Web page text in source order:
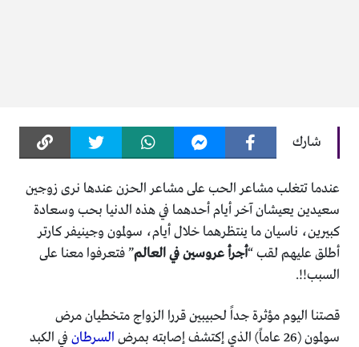
شارك
عندما تتغلب مشاعر الحب على مشاعر الحزن عندها نرى زوجين
سعيدين يعيشان آخر أيام أحدهما في هذه الدنيا بحب وسعادة
كبيرين، ناسيان ما ينتظرهما خلال أيام، سولمون وجينيفر كارتر
أطلق عليهم لقب “أجرأ عروسين في العالم” فتعرفوا معنا على
السبب!!.
قصتنا اليوم مؤثرة جداً لحبيبين قررا الزواج متخطيان مرض
سولمون (26 عاماً) الذي إكتشف إصابته بمرض
السرطان في الكبد